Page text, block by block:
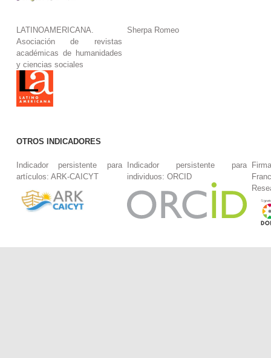
LATINOAMERICANA.
Asociación de revistas
académicas de humanidades
y ciencias sociales
Sherpa Romeo
OTROS INDICADORES
Indicador persistente para
artículos: ARK-CAICYT
Indicador persistente para
individuos: ORCID